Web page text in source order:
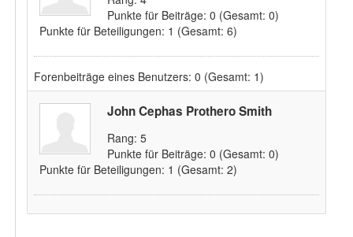
Punkte für Beiträge: 0 (Gesamt: 0)
Punkte für Beteiligungen: 1 (Gesamt: 6)
Forenbeiträge eines Benutzers: 0 (Gesamt: 1)
John Cephas Prothero Smith
Rang: 5
Punkte für Beiträge: 0 (Gesamt: 0)
Punkte für Beteiligungen: 1 (Gesamt: 2)